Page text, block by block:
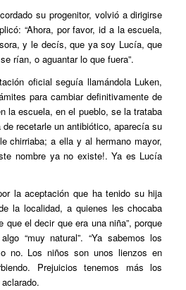
su progenitor, volvió a dirigirse
“Ahora, por favor, id a la escuela,
y le decís, que ya soy Lucía, que
rían, o aguantar lo que fuera”.
oficial seguía llamándola Luken,
para cambiar definitivamente de
la escuela, en el pueblo, se la trataba
recetarle un antibiótico, aparecía su
chirriaba; a ella y al hermano mayor,
nombre ya no existe!. Ya es Lucía
la aceptación que ha tenido su hija
la localidad, a quienes les chocaba
que el decir que era una niña”, porque
“muy natural”. “Ya sabemos los
no. Los niños son unos lienzos en
Prejuicios tenemos más los